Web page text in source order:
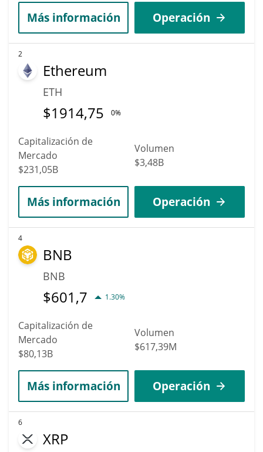
Más información Operación
2
Ethereum
ETH
$1914,75 0%
Capitalización de
Mercado
$231,05B
Volumen
$3,48B
Más información Operación
4
BNB
BNB
$601,7 1.30%
Capitalización de
Mercado
$80,13B
Volumen
$617,39M
Más información Operación
6
XRP